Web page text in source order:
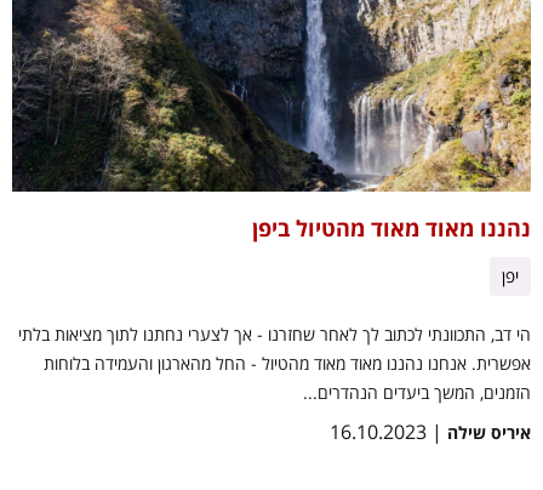
נהננו מאוד מאוד מהטיול ביפן
יפן
הי דב, התכוונתי לכתוב לך לאחר שחזרנו - אך לצערי נחתנו לתוך מציאות בלתי
אפשרית. אנחנו נהננו מאוד מאוד מהטיול - החל מהארגון והעמידה בלוחות
הזמנים, המשך ביעדים הנהדרים...
איריס שילה | 16.10.2023